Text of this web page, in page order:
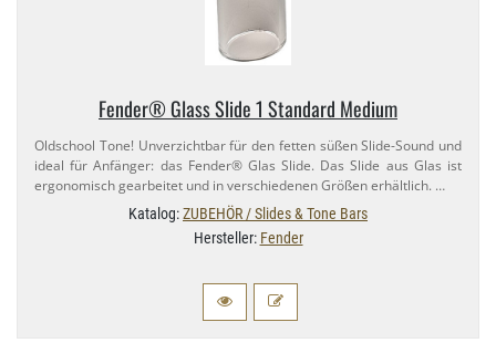
Fender® Glass Slide 1 Standard Medium
Oldschool Tone! Unverzichtbar für den fetten süßen Slide-​Sound und
ideal für Anfänger: das Fender® Glas Slide. Das Slide aus Glas ist
ergonomisch gearbeitet und in verschiedenen Größen erhältlich. …
Katalog:ZUBEHÖR / Slides & Tone Bars
Hersteller: Fender